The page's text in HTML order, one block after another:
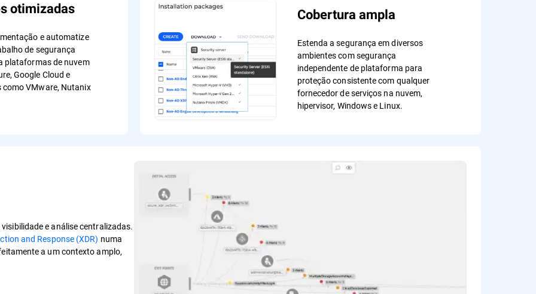
otimizadas
e automatize
de segurança
plataformas de nuvem
Google Cloud e
como VMware, Nutanix
Cobertura ampla
Estenda a segurança em diversos
ambientes com segurança
independente de plataforma para
proteção consistente com qualquer
fornecedor de serviços na nuvem,
hipervisor, Windows e Linux.
e análise centralizadas.
and Response (XDR) numa
a um contexto amplo,